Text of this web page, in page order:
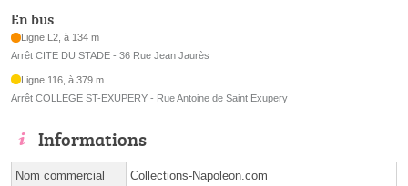
En bus
Ligne L2, à 134 m
Arrêt CITE DU STADE - 36 Rue Jean Jaurès
Ligne 116, à 379 m
Arrêt COLLEGE ST-EXUPERY - Rue Antoine de Saint Exupery
Informations
Nom commercial Collections-Napoleon.com